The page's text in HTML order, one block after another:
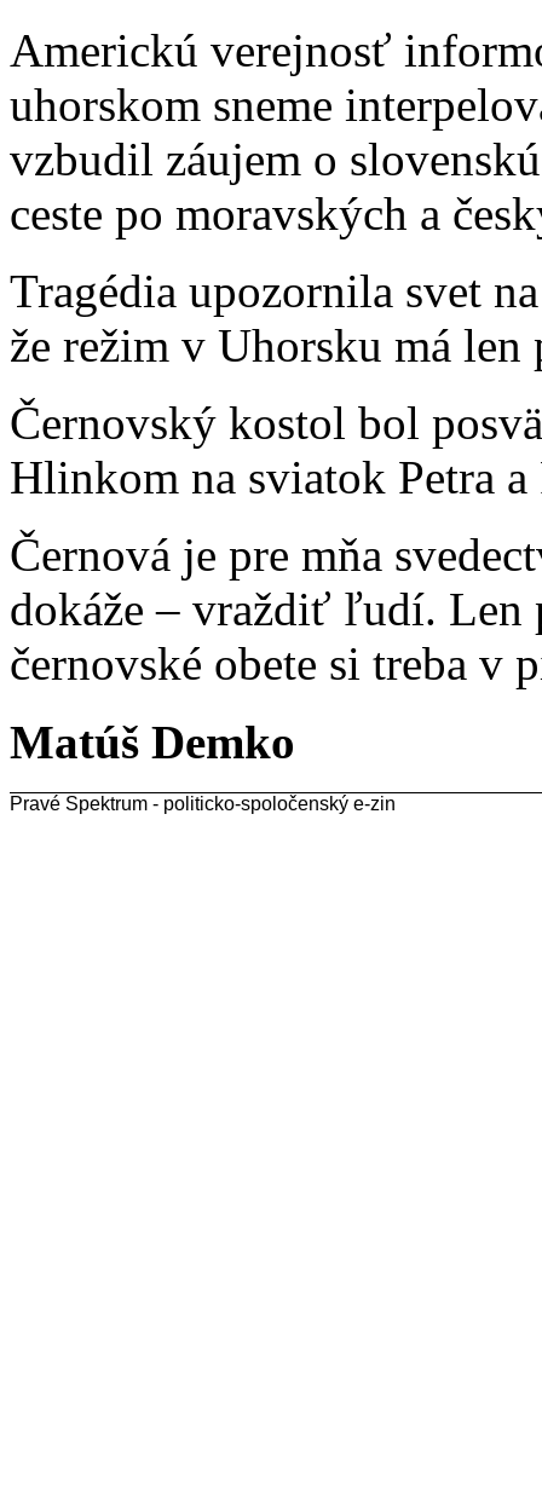
Americkú verejnosť
uhorskom sneme
vzbudil záujem o
ceste po moravských a
Tragédia upozornila svet
že režim v Uhorsku má len
Černovský kostol bol
Hlinkom na sviatok Petra
Černová je pre mňa
dokáže – vraždiť ľudí. Len
černovské obete si treba v
Matúš Demko
Pravé Spektrum - politicko-spoločenský e-zin